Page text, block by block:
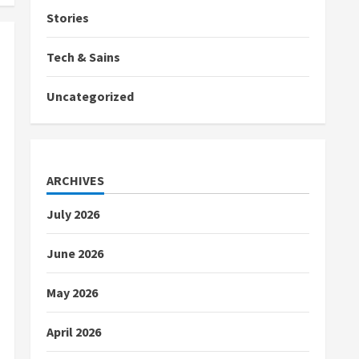
Stories
Tech & Sains
Uncategorized
ARCHIVES
July 2026
June 2026
May 2026
April 2026